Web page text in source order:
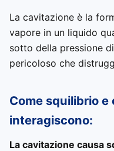
La cavitazione è la
vapore in un liquido
sotto della pressione
pericoloso che
Come squilibrio
interagiscono:
La cavitazione causa